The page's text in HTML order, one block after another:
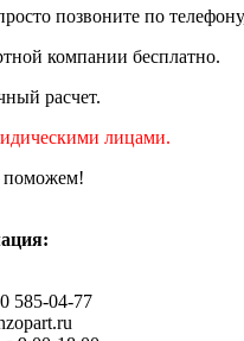
позвоните по
компании бесплатно.
расчет.
лицами.
поможем!
585-04-77